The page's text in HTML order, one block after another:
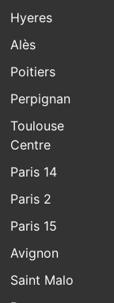
Hyeres
Alès
Poitiers
Perpignan
Toulouse
Centre
Paris 14
Paris 2
Paris 15
Avignon
Saint Malo